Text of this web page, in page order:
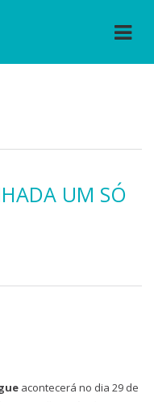
UM SÓ
acontecerá no dia 29 de